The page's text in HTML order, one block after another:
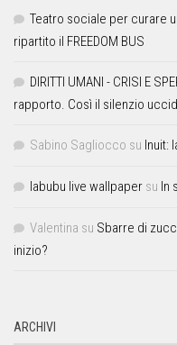
Teatro sociale per curare
ripartito il FREEDOM BUS
DIRITTI UMANI - CRISI E
rapporto. Così il silenzio
Sabino Sagliocco su Inuit:
labubu live wallpaper su In
Valentina su Sbarre di
inizio?
ARCHIVI